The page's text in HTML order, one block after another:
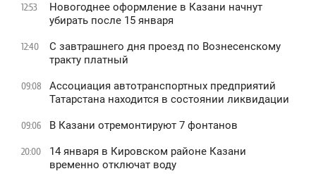
12:53
Новогоднее оформление в Казани начнут
убирать после 15 января
12:40
С завтрашнего дня проезд по Вознесенскому
тракту платный
09:08
Ассоциация автотранспортных предприятий
Татарстана находится в состоянии ликвидации
09:06 В Казани отремонтируют 7 фонтанов
20:00
14 января в Кировском районе Казани
временно отключат воду